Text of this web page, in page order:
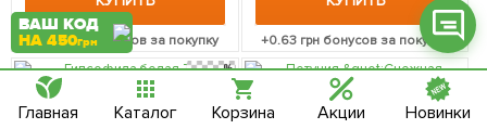
+0.95грн бонусов за покупку +0.63 грн бонусов за покупку
ВАШ КОД
НА 450грн
Главная Каталог Корзина Акции Новинки